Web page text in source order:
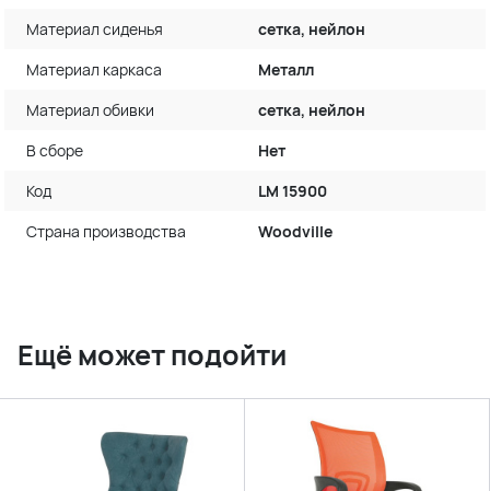
Материал сиденья
сетка, нейлон
Материал каркаса
Металл
Материал обивки
сетка, нейлон
В сборе
Нет
Код
LM 15900
Страна производства
Woodville
Ещё может подойти